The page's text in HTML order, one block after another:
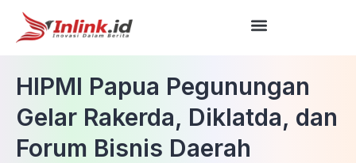
HIPMI Papua Pegunungan
Gelar Rakerda, Diklatda, dan
Forum Bisnis Daerah